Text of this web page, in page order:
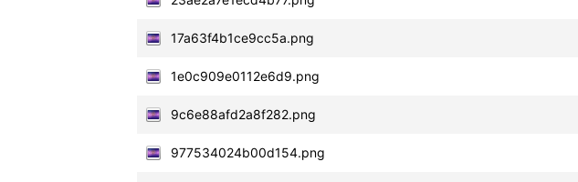
17a63f4b1ce9cc5a.png
1e0c909e0112e6d9.png
9c6e88afd2a8f282.png
977534024b00d154.png